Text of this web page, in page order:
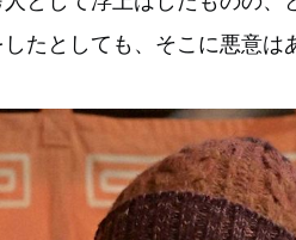
たとしても、そこに悪意は